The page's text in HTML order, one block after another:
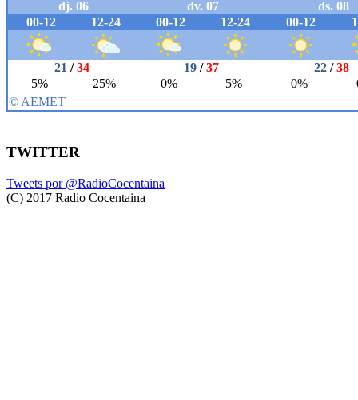
TWITTER
Tweets por @RadioCocentaina
(C) 2017 Radio Cocentaina